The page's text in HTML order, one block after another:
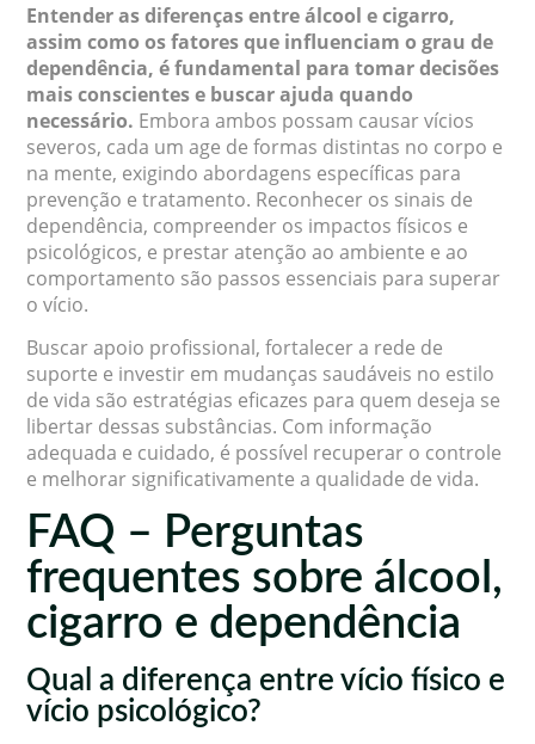
Entender as diferenças entre álcool e cigarro,
assim como os fatores que influenciam o grau de
dependência, é fundamental para tomar decisões
mais conscientes e buscar ajuda quando
necessário. Embora ambos possam causar vícios
severos, cada um age de formas distintas no corpo e
na mente, exigindo abordagens específicas para
prevenção e tratamento. Reconhecer os sinais de
dependência, compreender os impactos físicos e
psicológicos, e prestar atenção ao ambiente e ao
comportamento são passos essenciais para superar
o vício.
Buscar apoio profissional, fortalecer a rede de
suporte e investir em mudanças saudáveis no estilo
de vida são estratégias eficazes para quem deseja se
libertar dessas substâncias. Com informação
adequada e cuidado, é possível recuperar o controle
e melhorar significativamente a qualidade de vida.
FAQ – Perguntas
frequentes sobre álcool,
cigarro e dependência
Qual a diferença entre vício físico e
vício psicológico?